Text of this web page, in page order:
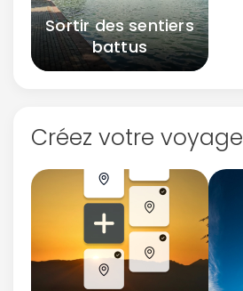
Sortir des sentiers
battus
Créez votre voyage